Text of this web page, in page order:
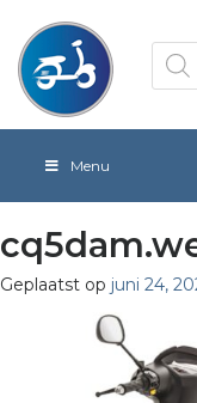
Menu
Geplaatst op juni 24,